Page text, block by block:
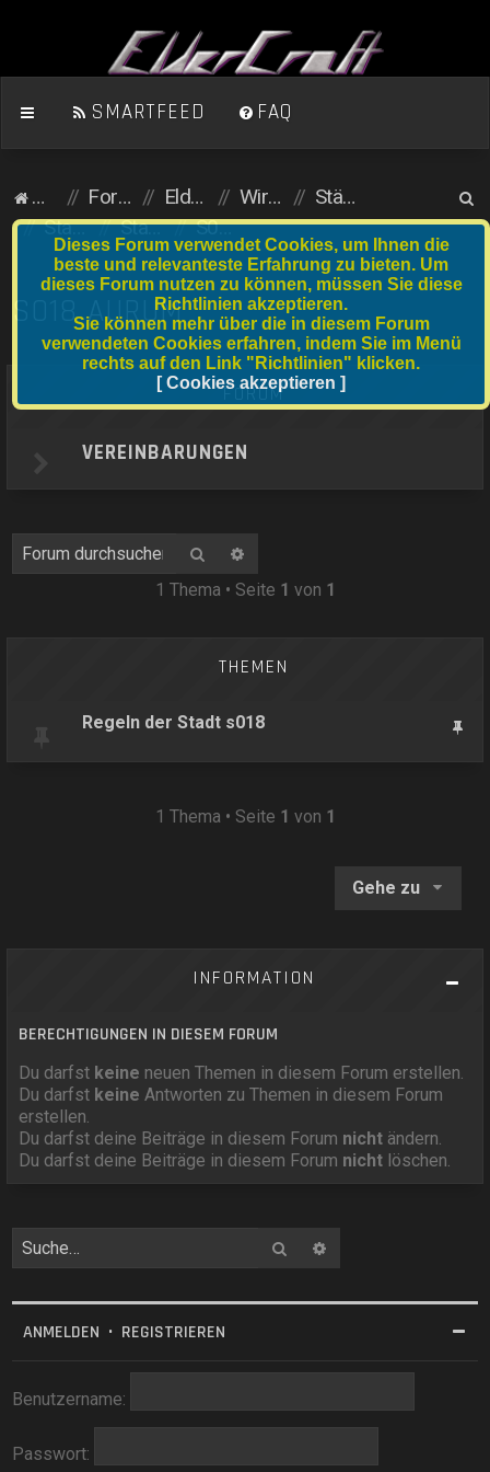
SMARTFEED FAQ
Homepage
Foren-Übersicht ElderCraft (Minecraft) Wirtschaftsserver
Städte und Anfängergrundstücke
Stadtserver
Stadtnummer S001 bis S020 S018 Aurum
u
S018 AURUM
FORUM
VEREINBARUNGEN
Suche
1 Thema • Seite 1 von 1
THEMEN
Regeln der Stadt s018
1 Thema • Seite 1 von 1
Gehe zu
INFORMATION
BERECHTIGUNGEN IN DIESEM FORUM
Du darfst keine neuen Themen in diesem Forum erstellen.
Du darfst keine Antworten zu Themen in diesem Forum
erstellen.
Du darfst deine Beiträge in diesem Forum nicht ändern.
Du darfst deine Beiträge in diesem Forum nicht löschen.
Suche
ANMELDEN • REGISTRIEREN
Benutzername:
Passwort:
Dieses Forum verwendet Cookies, um Ihnen die
beste und relevanteste Erfahrung zu bieten. Um
dieses Forum nutzen zu können, müssen Sie diese
Richtlinien akzeptieren.
Sie können mehr über die in diesem Forum
verwendeten Cookies erfahren, indem Sie im Menü
rechts auf den Link "Richtlinien" klicken.
[ Cookies akzeptieren ]